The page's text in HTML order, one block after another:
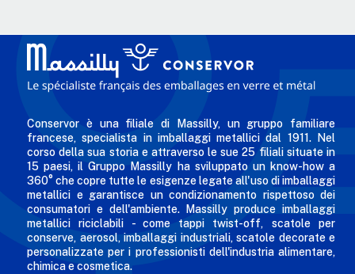
Conservor è una filiale di Massilly, un gruppo familiare
francese, specialista in imballaggi metallici dal 1911. Nel
corso della sua storia e attraverso le sue 25 filiali situate in
15 paesi, il Gruppo Massilly ha sviluppato un know-how a
360° che copre tutte le esigenze legate all'uso di imballaggi
metallici e garantisce un condizionamento rispettoso dei
consumatori e dell'ambiente. Massilly produce imballaggi
metallici riciclabili - come tappi twist-off, scatole per
conserve, aerosol, imballaggi industriali, scatole decorate e
personalizzate per i professionisti dell'industria alimentare,
chimica e cosmetica.